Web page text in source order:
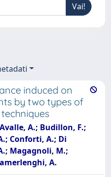
induced on
by two types of
A.; Budillon, F.;
Conforti, A.; Di
Magagnoli, M.;
A.